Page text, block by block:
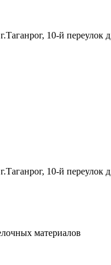
10-й переулок
10-й переулок
материалов